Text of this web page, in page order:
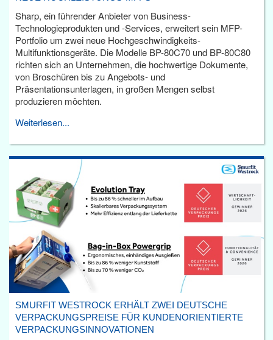
Sharp, ein führender Anbieter von Business-
Technologieprodukten und -Services, erweitert sein MFP-
Portfolio um zwei neue Hochgeschwindigkeits-
Multifunktionsgeräte. Die Modelle BP-80C70 und BP-80C80
richten sich an Unternehmen, die hochwertige Dokumente,
von Broschüren bis zu Angebots- und
Präsentationsunterlagen, in großen Mengen selbst
produzieren möchten.
Weiterlesen...
SMURFIT WESTROCK ERHÄLT ZWEI DEUTSCHE
VERPACKUNGSPREISE FÜR KUNDENORIENTIERTE
VERPACKUNGSINNOVATIONEN